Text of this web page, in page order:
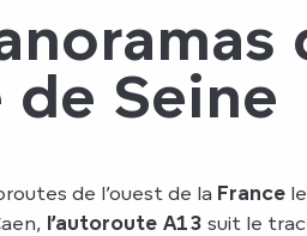
de Seine
de l’ouest de la France
l’autoroute A13 suit le